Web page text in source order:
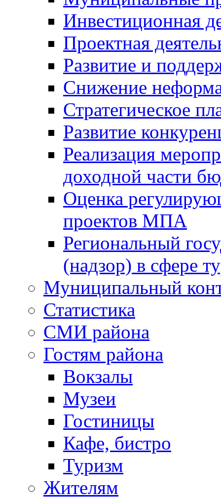
Инвестиционная
Проектная
Развитие и
Снижение
Стратегическое
Развитие
Реализация
доходной части
Оценка
проектов МПА
Региональный
(надзор) в сфере
Муниципальный
Статистика
СМИ района
Гостям района
Вокзалы
Музеи
Гостиницы
Кафе, бистро
Туризм
Жителям